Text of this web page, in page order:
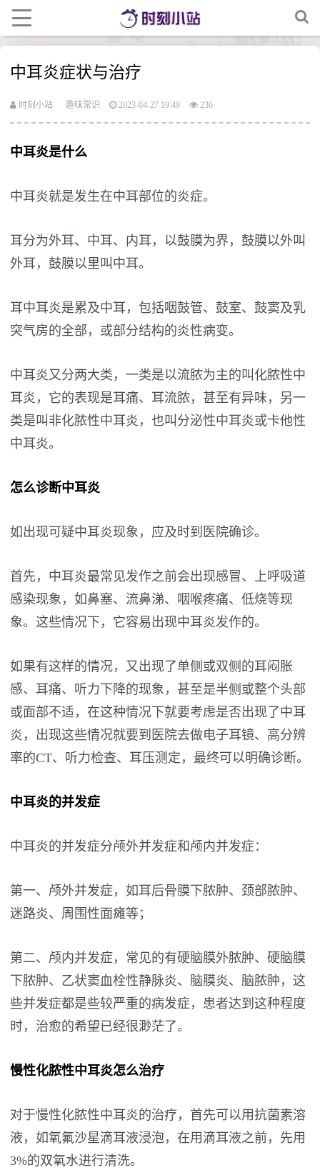
中耳炎症状与治疗
时刻小站 趣味常识 2023-04-27 19:49 236
中耳炎是什么
中耳炎就是发生在中耳部位的炎症。
耳分为外耳、中耳、内耳，以鼓膜为界，鼓膜以外叫
外耳，鼓膜以里叫中耳。
耳中耳炎是累及中耳，包括咽鼓管、鼓室、鼓窦及乳
突气房的全部，或部分结构的炎性病变。
中耳炎又分两大类，一类是以流脓为主的叫化脓性中
耳炎，它的表现是耳痛、耳流脓，甚至有异味，另一
类是叫非化脓性中耳炎，也叫分泌性中耳炎或卡他性
中耳炎。
怎么诊断中耳炎
如出现可疑中耳炎现象，应及时到医院确诊。
首先，中耳炎最常见发作之前会出现感冒、上呼吸道
感染现象，如鼻塞、流鼻涕、咽喉疼痛、低烧等现
象。这些情况下，它容易出现中耳炎发作的。
如果有这样的情况，又出现了单侧或双侧的耳闷胀
感、耳痛、听力下降的现象，甚至是半侧或整个头部
或面部不适，在这种情况下就要考虑是否出现了中耳
炎，出现这些情况就要到医院去做电子耳镜、高分辨
率的CT、听力检查、耳压测定，最终可以明确诊断。
中耳炎的并发症
中耳炎的并发症分颅外并发症和颅内并发症：
第一、颅外并发症，如耳后骨膜下脓肿、颈部脓肿、
迷路炎、周围性面瘫等；
第二、颅内并发症，常见的有硬脑膜外脓肿、硬脑膜
下脓肿、乙状窦血栓性静脉炎、脑膜炎、脑脓肿，这
些并发症都是些较严重的病发症，患者达到这种程度
时，治愈的希望已经很渺茫了。
慢性化脓性中耳炎怎么治疗
对于慢性化脓性中耳炎的治疗，首先可以用抗菌素溶
液，如氧氟沙星滴耳液浸泡，在用滴耳液之前，先用
3%的双氧水进行清洗。